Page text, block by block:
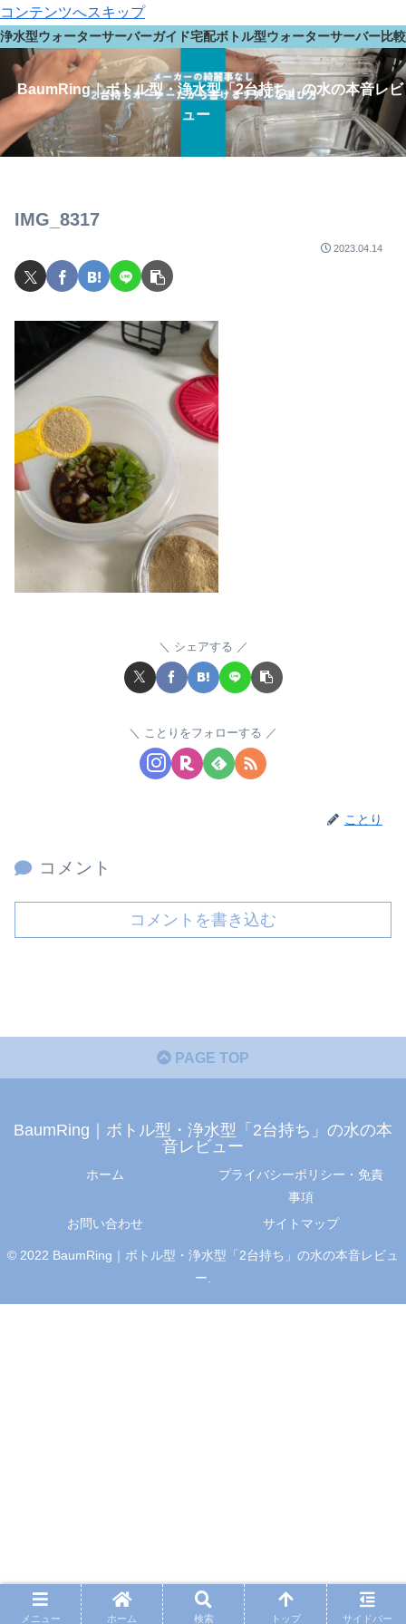
コンテンツへスキップ
BaumRing｜ボトル型・浄水型「2台持ち」の水の本音レビ
ュー
浄水型ウォーターサーバーガイド宅配ボトル型ウォーターサーバー比
IMG_8317
2023.04.14
シェアする
ことりをフォローする
ことり
コメント
コメントを書き込む
PAGE TOP
BaumRing｜ボトル型・浄水型「2台持ち」の水の本
音レビュー
ホーム
プライバシーポリシー・免責
事項
お問い合わせ
サイトマップ
© 2022 BaumRing｜ボトル型・浄水型「2台持ち」の水の本音レビュ
ー.
メニュー ホーム 検索 トップ サイドバー